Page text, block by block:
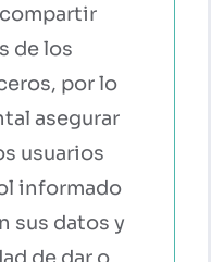
de los
por lo
asegurar
usuarios
informado
sus datos y